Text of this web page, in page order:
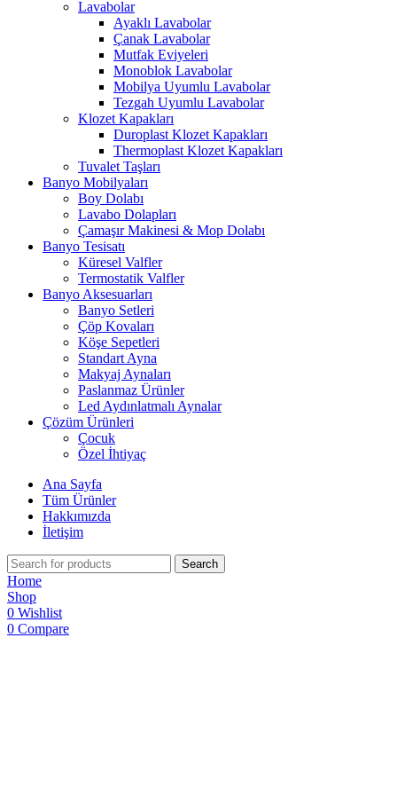
Lavabolar
Ayaklı Lavabolar
Çanak Lavabolar
Mutfak Eviyeleri
Monoblok Lavabolar
Mobilya Uyumlu Lavabolar
Tezgah Uyumlu Lavabolar
Klozet Kapakları
Duroplast Klozet Kapakları
Thermoplast Klozet Kapakları
Tuvalet Taşları
Banyo Mobilyaları
Boy Dolabı
Lavabo Dolapları
Çamaşır Makinesi & Mop Dolabı
Banyo Tesisatı
Küresel Valfler
Termostatik Valfler
Banyo Aksesuarları
Banyo Setleri
Çöp Kovaları
Köşe Sepetleri
Standart Ayna
Makyaj Aynaları
Paslanmaz Ürünler
Led Aydınlatmalı Aynalar
Çözüm Ürünleri
Çocuk
Özel İhtiyaç
Ana Sayfa
Tüm Ürünler
Hakkımızda
İletişim
Search
Home
Shop
0 Wishlist
0 Compare